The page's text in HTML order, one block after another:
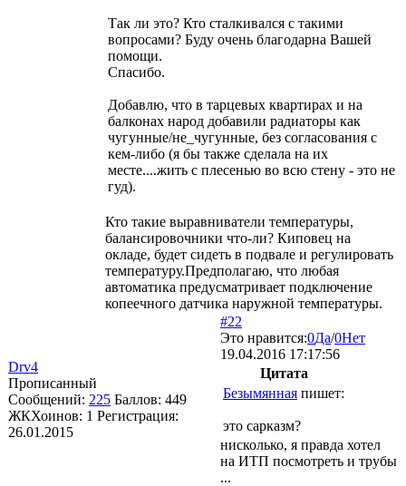
Так ли это? Кто сталкивался с такими
вопросами? Буду очень благодарна Вашей
помощи.
Спасибо.
Добавлю, что в тарцевых квартирах и на
балконах народ добавили радиаторы как
чугунные/не_чугунные, без согласования с
кем-либо (я бы также сделала на их
месте....жить с плесенью во всю стену - это не
гуд).
Кто такие выравниватели температуры,
балансировочники что-ли? Киповец на
окладе, будет сидеть в подвале и регулировать
температуру.Предполагаю, что любая
автоматика предусматривает подключение
копеечного датчика наружной температуры.
Drv4
Прописанный
Сообщений: 225 Баллов: 449
ЖКХоинов: 1 Регистрация:
26.01.2015
#22
Это нравится:0Да/0Нет
19.04.2016 17:17:56
Цитата
Безымянная пишет:
это сарказм?
нисколько, я правда хотел
на ИТП посмотреть и трубы
...